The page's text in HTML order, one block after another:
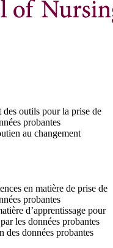
des outils pour la prise de
probantes
au changement
en matière de prise de
probantes
d’apprentissage pour
les données probantes
des données probantes